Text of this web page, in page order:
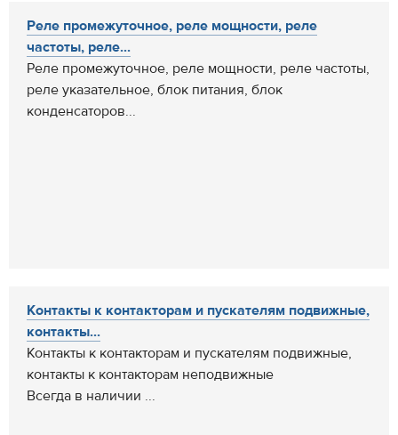
Реле промежуточное, реле мощности, реле
частоты, реле...
Реле промежуточное, реле мощности, реле частоты,
реле указательное, блок питания, блок
конденсаторов...
Контакты к контакторам и пускателям подвижные,
контакты...
Контакты к контакторам и пускателям подвижные,
контакты к контакторам неподвижные
Всегда в наличии ...